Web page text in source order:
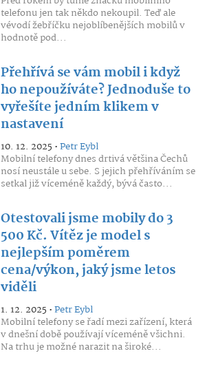
telefonu jen tak někdo nekoupil. Teď ale
vévodí žebříčku nejoblíbenějších mobilů v
hodnotě pod...
Přehřívá se vám mobil i když
ho nepoužíváte? Jednoduše to
vyřešíte jedním klikem v
nastavení
10. 12. 2025 •Petr Eybl
Mobilní telefony dnes drtivá většina Čechů
nosí neustále u sebe. S jejich přehříváním se
setkal již víceméně každý, bývá často...
Otestovali jsme mobily do 3
500 Kč. Vítěz je model s
nejlepším poměrem
cena/výkon, jaký jsme letos
viděli
1. 12. 2025 •Petr Eybl
Mobilní telefony se řadí mezi zařízení, která
v dnešní době používají víceméně všichni.
Na trhu je možné narazit na široké...